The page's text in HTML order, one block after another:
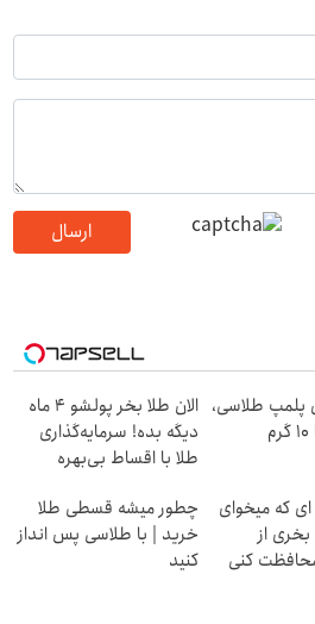
ارسال
طلاسی،
الان طلا بخر پولشو 4 ماه
دیگه بده! سرمایه‌گذاری
طلا با اقساط بی‌بهره
ای که میخوای
بخری از
کنی
چطور میشه قسطی طلا
خرید | با طلاسی پس انداز
کنید